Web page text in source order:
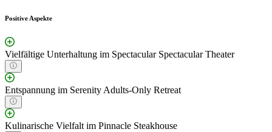
Positive Aspekte
Vielfältige Unterhaltung im Spectacular Spectacular Theater
Entspannung im Serenity Adults-Only Retreat
Kulinarische Vielfalt im Pinnacle Steakhouse